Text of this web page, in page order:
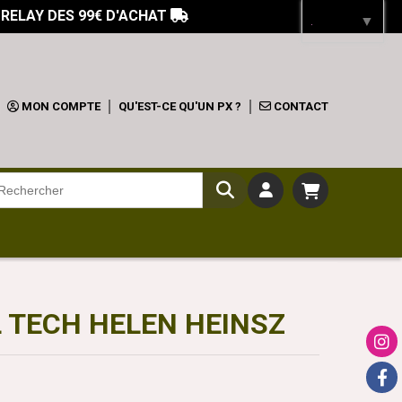
DES 99€ D'ACHAT 
MON COMPTE QU'EST-CE QU'UN PX ? CONTACT
HELEN HEINSZ
▼